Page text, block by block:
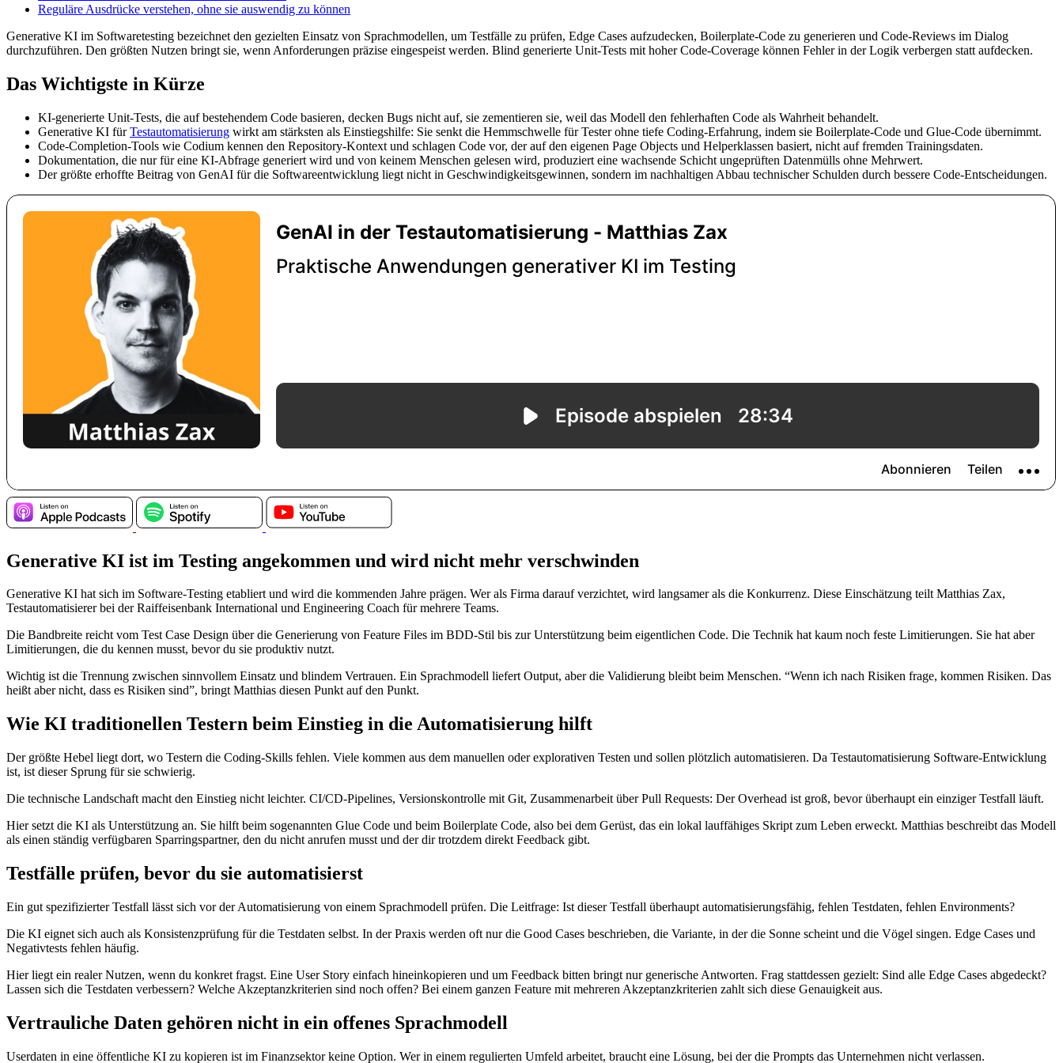
Reguläre Ausdrücke verstehen, ohne sie auswendig zu können
Generative KI im Softwaretesting bezeichnet den gezielten Einsatz von Sprachmodellen, um Testfälle zu prüfen, Edge Cases aufzudecken, Boilerplate-Code zu generieren und Code-Reviews im Dialog
durchzuführen. Den größten Nutzen bringt sie, wenn Anforderungen präzise eingespeist werden. Blind generierte Unit-Tests mit hoher Code-Coverage können Fehler in der Logik verbergen statt aufdecken.
Das Wichtigste in Kürze
KI-generierte Unit-Tests, die auf bestehendem Code basieren, decken Bugs nicht auf, sie zementieren sie, weil das Modell den fehlerhaften Code als Wahrheit behandelt.
Generative KI fürTestautomatisierung wirkt am stärksten als Einstiegshilfe: Sie senkt die Hemmschwelle für Tester ohne tiefe Coding-Erfahrung, indem sie Boilerplate-Code und Glue-Code übernimmt.
Code-Completion-Tools wie Codium kennen den Repository-Kontext und schlagen Code vor, der auf den eigenen Page Objects und Helperklassen basiert, nicht auf fremden Trainingsdaten.
Dokumentation, die nur für eine KI-Abfrage generiert wird und von keinem Menschen gelesen wird, produziert eine wachsende Schicht ungeprüften Datenmülls ohne Mehrwert.
Der größte erhoffte Beitrag von GenAI für die Softwareentwicklung liegt nicht in Geschwindigkeitsgewinnen, sondern im nachhaltigen Abbau technischer Schulden durch bessere Code-Entscheidungen.
Generative KI ist im Testing angekommen und wird nicht mehr verschwinden
Generative KI hat sich im Software-Testing etabliert und wird die kommenden Jahre prägen. Wer als Firma darauf verzichtet, wird langsamer als die Konkurrenz. Diese Einschätzung teilt Matthias Zax,
Testautomatisierer bei der Raiffeisenbank International und Engineering Coach für mehrere Teams.
Die Bandbreite reicht vom Test Case Design über die Generierung von Feature Files im BDD-Stil bis zur Unterstützung beim eigentlichen Code. Die Technik hat kaum noch feste Limitierungen. Sie hat aber
Limitierungen, die du kennen musst, bevor du sie produktiv nutzt.
Wichtig ist die Trennung zwischen sinnvollem Einsatz und blindem Vertrauen. Ein Sprachmodell liefert Output, aber die Validierung bleibt beim Menschen. “Wenn ich nach Risiken frage, kommen Risiken. Das
heißt aber nicht, dass es Risiken sind”, bringt Matthias diesen Punkt auf den Punkt.
Wie KI traditionellen Testern beim Einstieg in die Automatisierung hilft
Der größte Hebel liegt dort, wo Testern die Coding-Skills fehlen. Viele kommen aus dem manuellen oder explorativen Testen und sollen plötzlich automatisieren. Da Testautomatisierung Software-Entwicklung
ist, ist dieser Sprung für sie schwierig.
Die technische Landschaft macht den Einstieg nicht leichter. CI/CD-Pipelines, Versionskontrolle mit Git, Zusammenarbeit über Pull Requests: Der Overhead ist groß, bevor überhaupt ein einziger Testfall läuft.
Hier setzt die KI als Unterstützung an. Sie hilft beim sogenannten Glue Code und beim Boilerplate Code, also bei dem Gerüst, das ein lokal lauffähiges Skript zum Leben erweckt. Matthias beschreibt das Modell
als einen ständig verfügbaren Sparringspartner, den du nicht anrufen musst und der dir trotzdem direkt Feedback gibt.
Testfälle prüfen, bevor du sie automatisierst
Ein gut spezifizierter Testfall lässt sich vor der Automatisierung von einem Sprachmodell prüfen. Die Leitfrage: Ist dieser Testfall überhaupt automatisierungsfähig, fehlen Testdaten, fehlen Environments?
Die KI eignet sich auch als Konsistenzprüfung für die Testdaten selbst. In der Praxis werden oft nur die Good Cases beschrieben, die Variante, in der die Sonne scheint und die Vögel singen. Edge Cases und
Negativtests fehlen häufig.
Hier liegt ein realer Nutzen, wenn du konkret fragst. Eine User Story einfach hineinkopieren und um Feedback bitten bringt nur generische Antworten. Frag stattdessen gezielt: Sind alle Edge Cases abgedeckt?
Lassen sich die Testdaten verbessern? Welche Akzeptanzkriterien sind noch offen? Bei einem ganzen Feature mit mehreren Akzeptanzkriterien zahlt sich diese Genauigkeit aus.
Vertrauliche Daten gehören nicht in ein offenes Sprachmodell
Userdaten in eine öffentliche KI zu kopieren ist im Finanzsektor keine Option. Wer in einem regulierten Umfeld arbeitet, braucht eine Lösung, bei der die Prompts das Unternehmen nicht verlassen.